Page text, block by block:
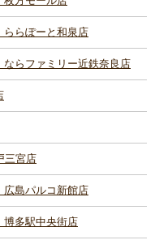
ららぽーと和泉店
らファミリー近鉄奈良店
三宮店
広島パルコ新館店
博多駅中央街店